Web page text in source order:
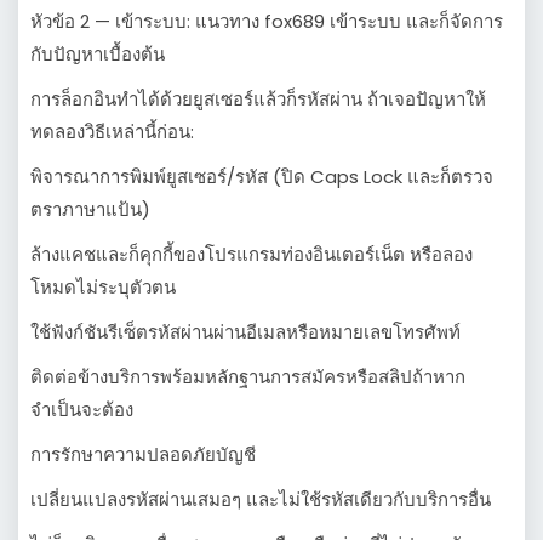
หัวข้อ 2 — เข้าระบบ: แนวทาง fox689 เข้าระบบ และก็จัดการ
กับปัญหาเบื้องต้น
การล็อกอินทำได้ด้วยยูสเซอร์แล้วก็รหัสผ่าน ถ้าเจอปัญหาให้
ทดลองวิธีเหล่านี้ก่อน:
พิจารณาการพิมพ์ยูสเซอร์/รหัส (ปิด Caps Lock และก็ตรวจ
ตราภาษาแป้น)
ล้างแคชและก็คุกกี้ของโปรแกรมท่องอินเตอร์เน็ต หรือลอง
โหมดไม่ระบุตัวตน
ใช้ฟังก์ชันรีเซ็ตรหัสผ่านผ่านอีเมลหรือหมายเลขโทรศัพท์
ติดต่อข้างบริการพร้อมหลักฐานการสมัครหรือสลิปถ้าหาก
จำเป็นจะต้อง
การรักษาความปลอดภัยบัญชี
เปลี่ยนแปลงรหัสผ่านเสมอๆ และไม่ใช้รหัสเดียวกับบริการอื่น